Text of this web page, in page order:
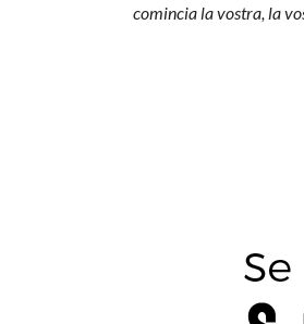
comincia la vostra, la